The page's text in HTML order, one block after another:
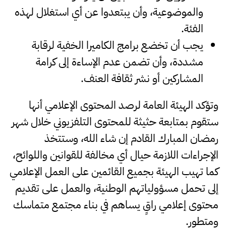
والموضوعية، وأن يبتعدوا عن أي استغلال لهذه
الفئة.
يجب أن تخضع برامج الكاميرا الخفية لرقابة
مشددة، وأن تضمن عدم الإساءة إلى كرامة
المشاركين أو نشر ثقافة العنف.
وتؤكد الهيئة العامة لرصد المحتوى الإعلامي أنها
ستقوم بمتابعة حثيثة للمحتوى التلفزيوني خلال شهر
رمضان المبارك القادم إن شاء الله، وستتخذ
الإجراءات اللازمة حيال أي مخالفة للقوانين واللوائح،
كما تهيب الهيئة بجميع القائمين على العمل الإعلامي
إلى تحمل مسؤولياتهم الوطنية، والعمل على تقديم
محتوى إعلامي راقٍ يساهم في بناء مجتمع متماسك
ومتطور.